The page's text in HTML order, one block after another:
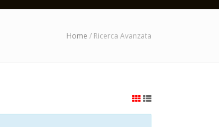
Home / Ricerca Avanzata